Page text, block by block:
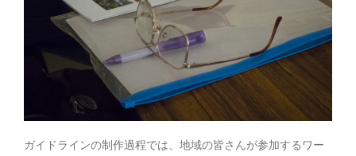
ガイドラインの制作過程では、地域の皆さんが参加するワー